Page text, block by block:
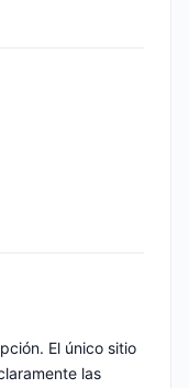
El único sitio
las